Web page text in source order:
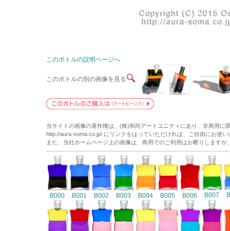
このボトルの説明ページへ
このボトルの別の画像を見る
当サイトの画像の著作権は、(株)和尚アートユニティにあり、非商用
http://aura-soma.co.jp/ にリンクをはっていただければ、ご自由にお使い
また、当社ホームページ上の画像は、商用でのご利用はお断りします
B000 B001 B002 B003 B004 B005 B006 B007